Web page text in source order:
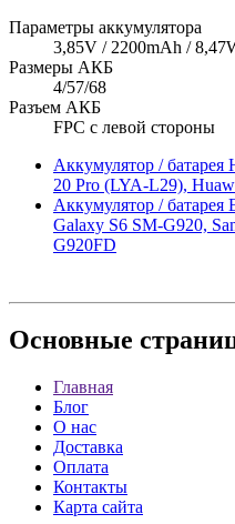
Параметры аккумулятора
3,85V / 2200mAh /
Размеры АКБ
4/57/68
Разъем АКБ
FPC с левой стороны
Аккумулятор /
20 Pro (LYA-L29),
Аккумулятор /
Galaxy S6 SM-G920,
G920FD
Основные
Главная
Блог
О нас
Доставка
Оплата
Контакты
Карта сайта